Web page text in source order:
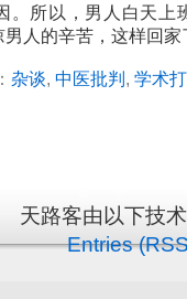
。所以，男人白天上
男人的辛苦，这样回
杂谈, 中医批判 , 学术
天路客由以下技
Entries